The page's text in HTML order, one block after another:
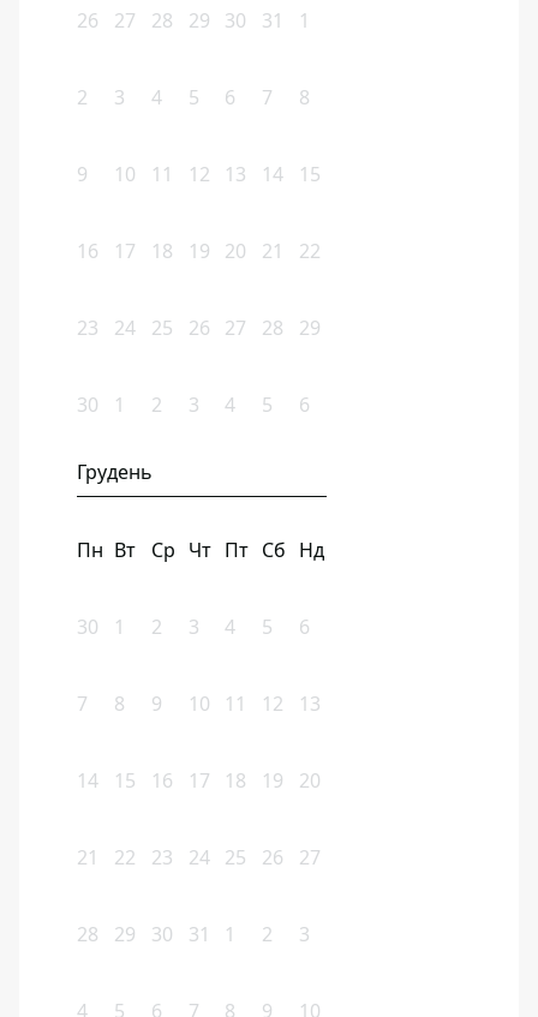
26 27 28 29 30 31 1
2 3 4 5 6 7 8
9 10 11 12 13 14 15
16 17 18 19 20 21 22
23 24 25 26 27 28 29
30 1 2 3 4 5 6
Грудень
Пн Вт Ср Чт Пт Сб Нд
30 1 2 3 4 5 6
7 8 9 10 11 12 13
14 15 16 17 18 19 20
21 22 23 24 25 26 27
28 29 30 31 1 2 3
4 5 6 7 8 9 10